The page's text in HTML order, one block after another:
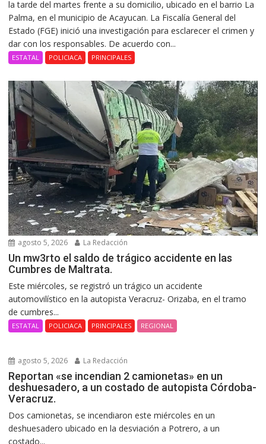
la tarde del martes frente a su domicilio, ubicado en el barrio La
Palma, en el municipio de Acayucan. La Fiscalía General del
Estado (FGE) inició una investigación para esclarecer el crimen y
dar con los responsables. De acuerdo con...
ESTATAL POLICIACA PRINCIPALES
agosto 5, 2026 La Redacción
Un mw3rto el saldo de trágico accidente en las
Cumbres de Maltrata.
Este miércoles, se registró un trágico un accidente
automovilístico en la autopista Veracruz- Orizaba, en el tramo
de cumbres...
ESTATAL POLICIACA PRINCIPALES REGIONAL
agosto 5, 2026 La Redacción
Reportan «se incendian 2 camionetas» en un
deshuesadero, a un costado de autopista Córdoba-
Veracruz.
Dos camionetas, se incendiaron este miércoles en un
deshuesadero ubicado en la desviación a Potrero, a un
costado...